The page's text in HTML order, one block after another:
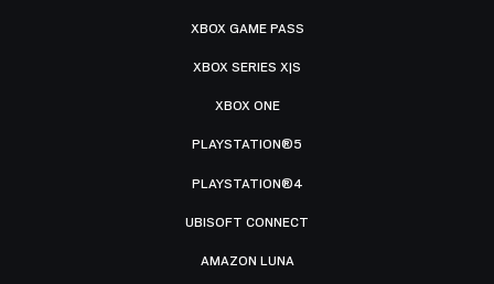
XBOX GAME PASS
XBOX SERIES X|S
XBOX ONE
PLAYSTATION®5
PLAYSTATION®4
UBISOFT CONNECT
AMAZON LUNA